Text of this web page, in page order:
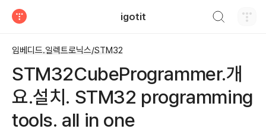
igotit
임베디드.일렉트로닉스/STM32
STM32CubeProgrammer.개
요.설치. STM32 programming
tools. all in one